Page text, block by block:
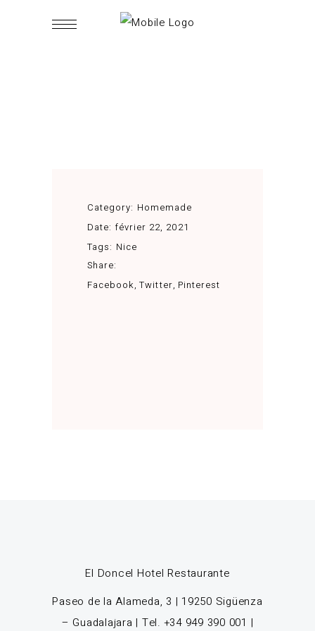
Category: Homemade
Date: février 22, 2021
Tags: Nice
Share:
Facebook Twitter Pinterest
El Doncel Hotel Restaurante
Paseo de la Alameda, 3 | 19250 Sigüenza
– Guadalajara | Tel. +34 949 390 001 |